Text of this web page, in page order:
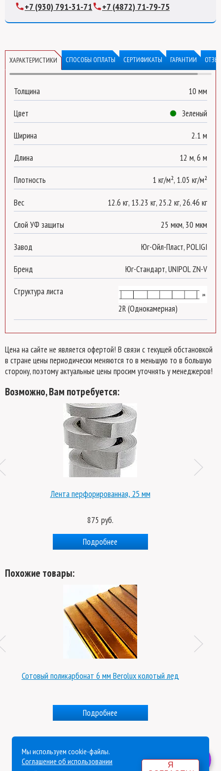
Мы используем cookie-файлы.
Соглашение об использовании
Я
+7 (930) 791-31-71 +7 (4872) 71-79-75
ХАРАКТЕРИСТИКИ СПОСОБЫ ОПЛАТЫ СЕРТИФИКАТЫ ГАРАНТИИ
Толщина 10 мм
Цвет Зеленый
Ширина 2.1 м
Длина 12 м, 6 м
Плотность 1 кг/м², 1.05 кг/м²
Вес 12.6 кг, 13.23 кг, 25.2 кг, 26.46 кг
Слой УФ защиты 25 мкм, 30 мкм
Завод Юг-Ойл-Пласт, POLIGI
Бренд Юг-Стандарт, UNIPOL ZN-V
Структура листа
2R (Однокамерная)
Цена на сайте не является офертой! В связи с текущей обстановкой
в стране цены периодически меняются то в меньшую то в большую
сторону, поэтому актуальные цены просим уточнять у менеджеров!
Возможно, Вам потребуется:
Лента перфорированная, 25 мм
875 руб.
Подробнее
Похожие товары:
Сотовый поликарбонат 6 мм Berolux колотый лед
Подробнее
Политика конфиденциальности